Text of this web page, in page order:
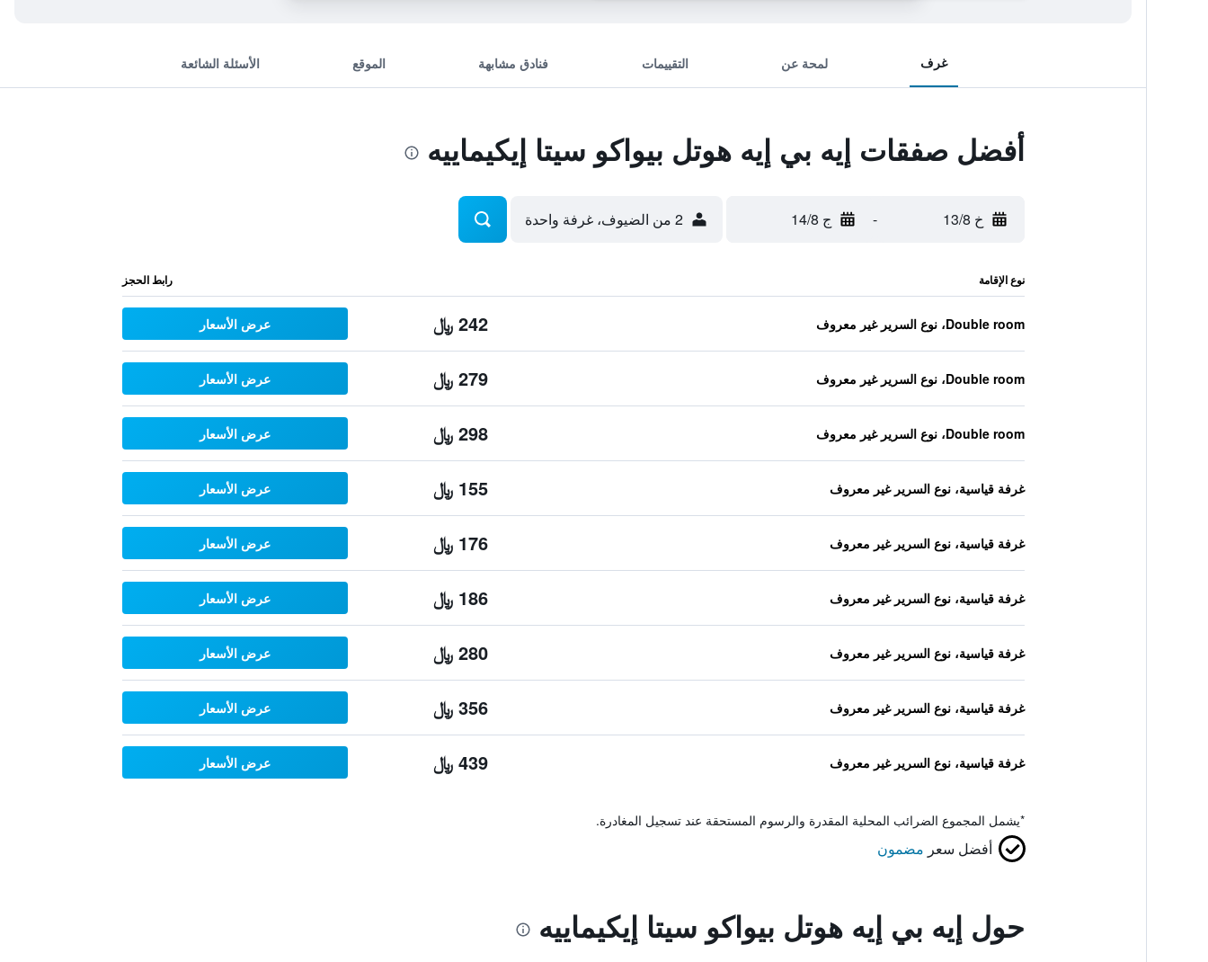
غرف لمحة عن التقييمات فنادق مشابهة الموقع الأسئلة الشائعة
أفضل صفقات إيه بي إيه هوتل بيواكو سيتا إيكيماييه
خ 13/8 - ج 14/8 2 من الضيوف، غرفة واحدة
نوع الإقامة رابط الحجز
Double room، نوع السرير غير معروف 242 ﷼ عرض الأسعار
Double room، نوع السرير غير معروف 279 ﷼ عرض الأسعار
Double room، نوع السرير غير معروف 298 ﷼ عرض الأسعار
غرفة قياسية، نوع السرير غير معروف 155 ﷼ عرض الأسعار
غرفة قياسية، نوع السرير غير معروف 176 ﷼ عرض الأسعار
غرفة قياسية، نوع السرير غير معروف 186 ﷼ عرض الأسعار
غرفة قياسية، نوع السرير غير معروف 280 ﷼ عرض الأسعار
غرفة قياسية، نوع السرير غير معروف 356 ﷼ عرض الأسعار
غرفة قياسية، نوع السرير غير معروف 439 ﷼ عرض الأسعار
*يشمل المجموع الضرائب المحلية المقدرة والرسوم المستحقة عند تسجيل المغادرة.
أفضل سعر مضمون
حول إيه بي إيه هوتل بيواكو سيتا إيكيماييه